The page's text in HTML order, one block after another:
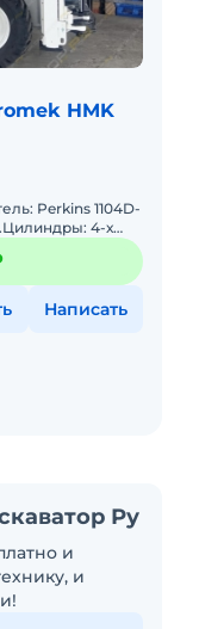
HMK
Perkins 1104D-
4-х
4400
Написать
Ру
и
и